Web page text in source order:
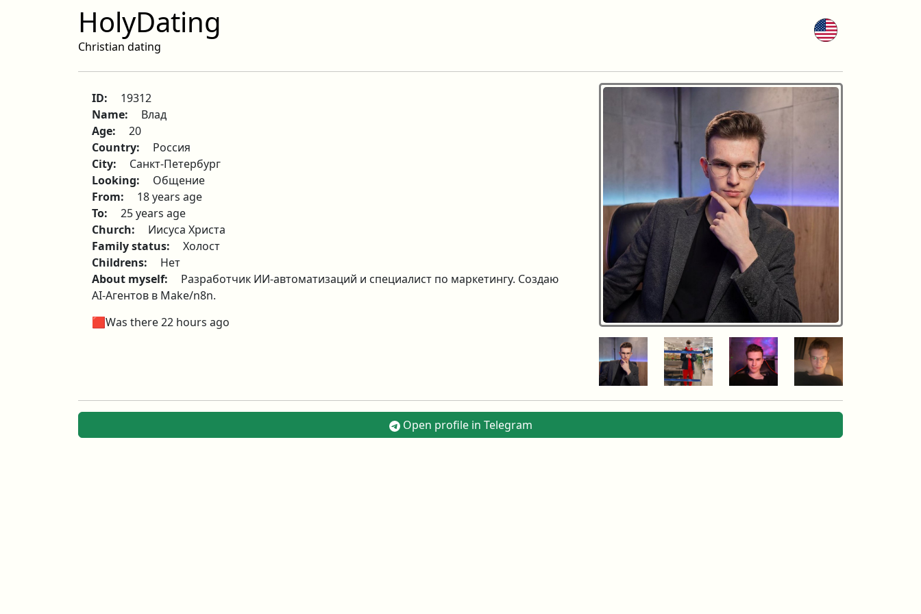
HolyDating
Christian dating
ID:
19312
Name:
Влад
Age:
20
Country:
Россия
City:
Санкт-Петербург
Looking:
Общение
From:
18 years age
To:
25 years age
Church:
Иисуса Христа
Family status:
Холост
Childrens:
Нет
About myself:
Разработчик ИИ-автоматизаций и специалист по маркетингу. Создаю
AI-Агентов в Make/n8n.
🟥Was there 22 hours ago
Open profile in Telegram